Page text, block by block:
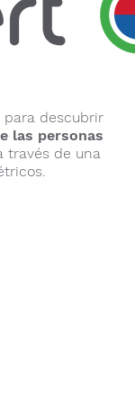
para descubrir
las personas
través de una